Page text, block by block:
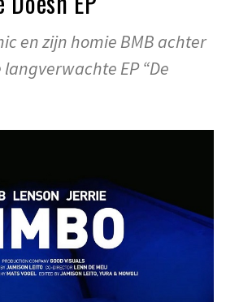
en zijn homie BMB achter
EP “De